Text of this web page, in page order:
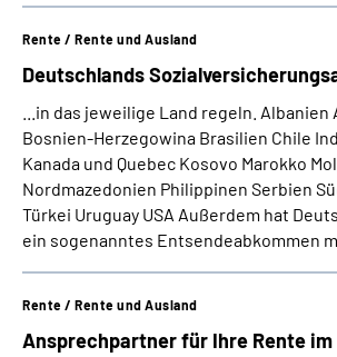
Deutschlands
Rente / Rente und Ausland
...in das jeweilige Land regeln.
Bosnien-Herzegowina Brasilien Chile
Kanada und Quebec Kosovo Marokko
Nordmazedonien Philippinen Serbien
Türkei Uruguay USA Außerdem hat
ein sogenanntes Entsendeabkommen
Ansprechpartner für Ihre Rente im
Rente / Rente und Ausland